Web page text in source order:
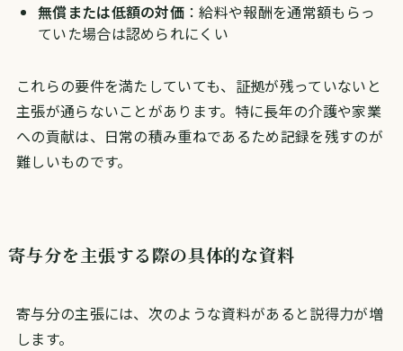
無償または低額の対価 ：給料や報酬を通常額もらっ
ていた場合は認められにくい
これらの要件を満たしていても、証拠が残っていないと
主張が通らないことがあります。特に長年の介護や家業
への貢献は、日常の積み重ねであるため記録を残すのが
難しいものです。
寄与分を主張する際の具体的な資料
寄与分の主張には、次のような資料があると説得力が増
します。